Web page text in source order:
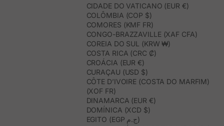
CIDADE DO VATICANO (EUR €)
COLÔMBIA (COP $)
COMORES (KMF FR)
CONGO-BRAZZAVILLE (XAF CFA)
COREIA DO SUL (KRW ₩)
COSTA RICA (CRC ₡)
CROÁCIA (EUR €)
CURAÇAU (USD $)
CÔTE D’IVOIRE (COSTA DO MARFIM)
(XOF FR)
DINAMARCA (EUR €)
DOMÍNICA (XCD $)
EGITO (EGP ج.م)